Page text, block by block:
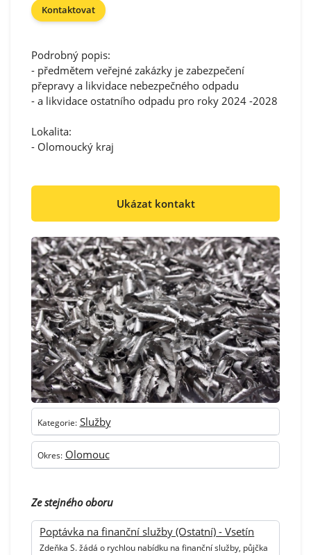
Kontaktovat
Podrobný popis:
- předmětem veřejné zakázky je zabezpečení
přepravy a likvidace nebezpečného odpadu
- a likvidace ostatního odpadu pro roky 2024 -2028
Lokalita:
- Olomoucký kraj
Ukázat kontakt
Kategorie: Služby
Okres: Olomouc
Ze stejného oboru
Poptávka na finanční služby (Ostatní) - Vsetín
Zdeňka S. žádá o rychlou nabídku na finanční služby, půjčka